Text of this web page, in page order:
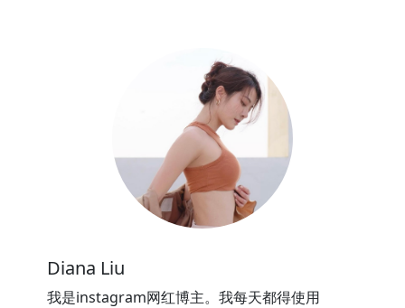
Diana Liu
我是instagram网红博主。我每天都得使用